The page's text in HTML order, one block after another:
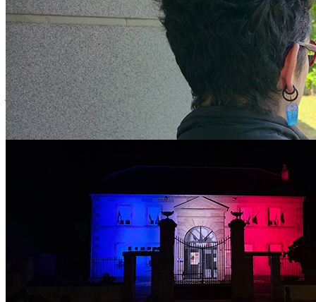
Appel à projets Maîtrise de l’Énergie des Bâtiments 2026-2028
jeudi 16 juillet 2026
MAÎTRISE DE L’ÉNERGIE DES BÂTIMENTS : COMMENT
RÉDUIRE DURABLEMENT LES CONSOMMATIONS ? Afin
d'accompagner les collectivités dans la...